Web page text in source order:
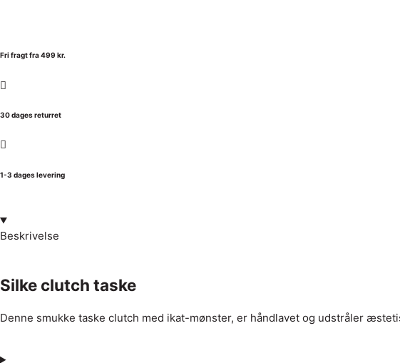
Fri fragt fra 499 kr.
30 dages returret
1-3 dages levering
Beskrivelse
Silke clutch taske
Denne smukke taske clutch med ikat-mønster, er håndlavet og udstråler